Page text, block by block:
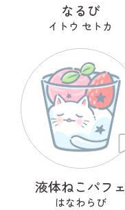
なるぴ
イトウ セトカ
液体ねこパフェ
はなわらび